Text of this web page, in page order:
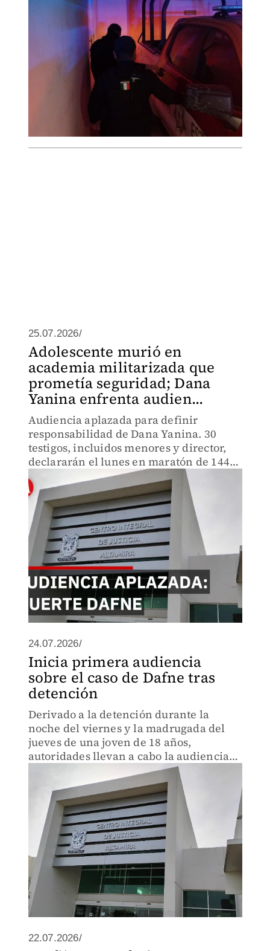
25.07.2026/
Adolescente murió en
academia militarizada que
prometía seguridad; Dana
Yanina enfrenta audien...
Audiencia aplazada para definir
responsabilidad de Dana Yanina. 30
testigos, incluidos menores y director,
declararán el lunes en maratón de 144
horas. La defensa busca esclarecer qué
pasó en Denitz cuando Dafne murió bajo
custodia.
24.07.2026/
Inicia primera audiencia
sobre el caso de Dafne tras
detención
Derivado a la detención durante la
noche del viernes y la madrugada del
jueves de una joven de 18 años,
autoridades llevan a cabo la audiencia
22.07.2026/